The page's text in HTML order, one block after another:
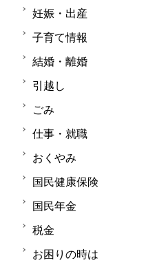
妊娠・出産
子育て情報
結婚・離婚
引越し
ごみ
仕事・就職
おくやみ
国民健康保険
国民年金
税金
お困りの時は